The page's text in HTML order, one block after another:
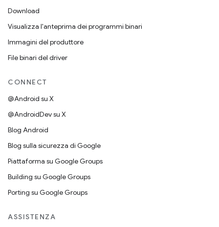
Download
Visualizza l'anteprima dei programmi binari
Immagini del produttore
File binari del driver
CONNECT
@Android su X
@AndroidDev su X
Blog Android
Blog sulla sicurezza di Google
Piattaforma su Google Groups
Building su Google Groups
Porting su Google Groups
ASSISTENZA